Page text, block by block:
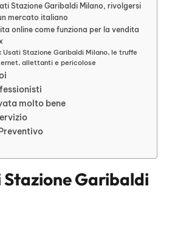
Stazione Garibaldi Milano, rivolgersi
mercato italiano
online come funziona per la vendita
Usati Stazione Garibaldi Milano, le truffe
allettanti e pericolose
molto bene
Stazione Garibaldi